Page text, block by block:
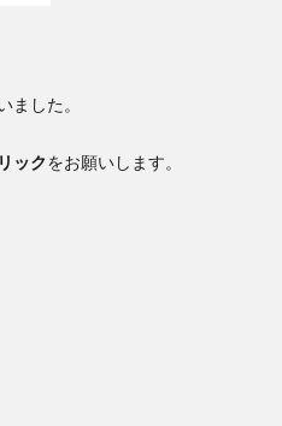
ました。
ックをお願いします。